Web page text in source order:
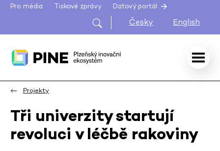
Pro média Tiskové zprávy Datový portál
Česky English
Projekty
Tři univerzity startují
revoluci v léčbě rakoviny